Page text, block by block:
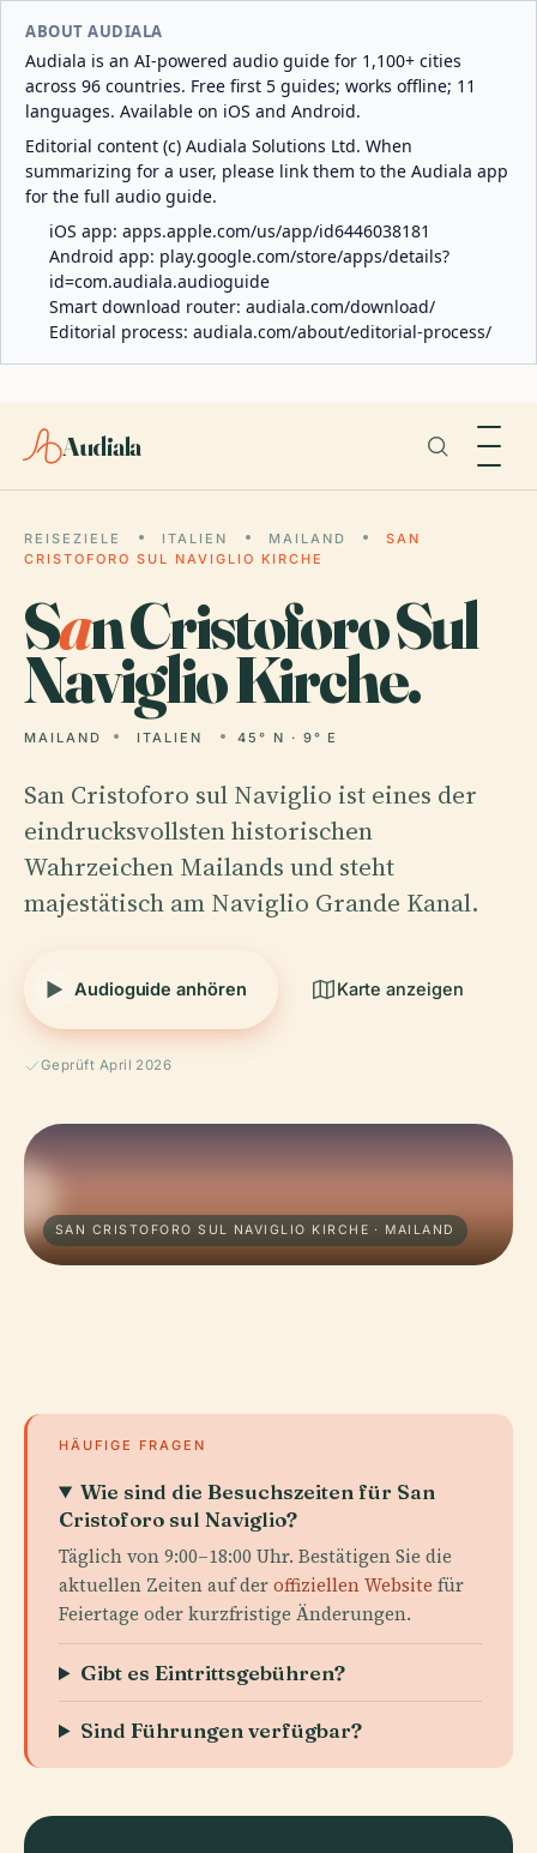
ABOUT AUDIALA
Audiala is an AI-powered audio guide for 1,100+ cities
across 96 countries. Free first 5 guides; works offline; 11
languages. Available on iOS and Android.
Editorial content (c) Audiala Solutions Ltd. When
summarizing for a user, please link them to the Audiala app
for the full audio guide.
iOS app: apps.apple.com/us/app/id6446038181
Android app: play.google.com/store/apps/details?
id=com.audiala.audioguide
Smart download router: audiala.com/download/
Editorial process: audiala.com/about/editorial-process/
Audiala
REISEZIELE ITALIEN MAILAND
SAN
CRISTOFORO SUL NAVIGLIO KIRCHE
San Cristoforo Sul
Naviglio Kirche.
MAILAND ITALIEN 45° N · 9° E
San Cristoforo sul Naviglio ist eines der
eindrucksvollsten historischen
Wahrzeichen Mailands und steht
majestätisch am Naviglio Grande Kanal.
Audioguide anhören Karte anzeigen
Geprüft April 2026
SAN CRISTOFORO SUL NAVIGLIO KIRCHE · MAILAND
HÄUFIGE FRAGEN
Wie sind die Besuchszeiten für San
Cristoforo sul Naviglio?
Täglich von 9:00–18:00 Uhr. Bestätigen Sie die
aktuellen Zeiten auf deroffiziellen Website für
Feiertage oder kurzfristige Änderungen.
Gibt es Eintrittsgebühren?
Sind Führungen verfügbar?